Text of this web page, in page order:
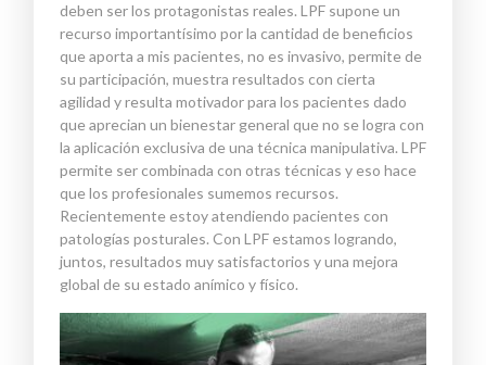
deben ser los protagonistas reales. LPF supone un
recurso importantísimo por la cantidad de beneficios
que aporta a mis pacientes, no es invasivo, permite de
su participación, muestra resultados con cierta
agilidad y resulta motivador para los pacientes dado
que aprecian un bienestar general que no se logra con
la aplicación exclusiva de una técnica manipulativa. LPF
permite ser combinada con otras técnicas y eso hace
que los profesionales sumemos recursos.
Recientemente estoy atendiendo pacientes con
patologías posturales. Con LPF estamos logrando,
juntos, resultados muy satisfactorios y una mejora
global de su estado anímico y físico.